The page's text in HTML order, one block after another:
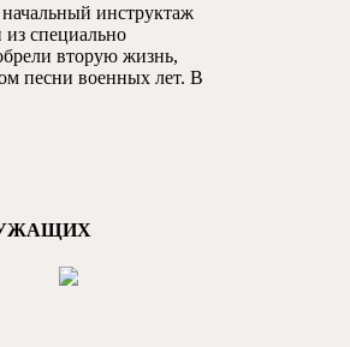
инструктаж
специально
вторую жизнь,
песни военных лет. В